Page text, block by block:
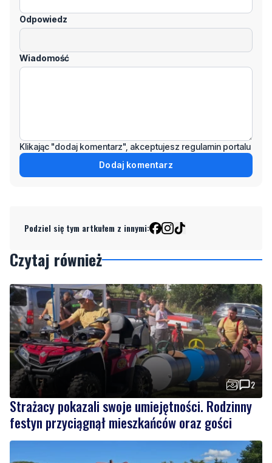
Odpowiedz
Wiadomość
Klikając "dodaj komentarz", akceptujesz regulamin portalu
Dodaj komentarz
Podziel się tym artkułem z innymi:
Czytaj również
2
Strażacy pokazali swoje umiejętności. Rodzinny
festyn przyciągnął mieszkańców oraz gości